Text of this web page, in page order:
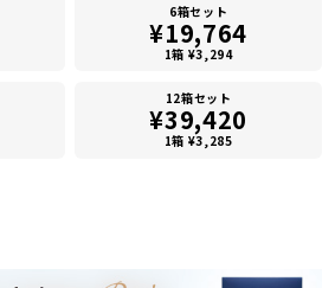
6箱セット
¥19,764
1箱 ¥3,294
12箱セット
¥39,420
1箱 ¥3,285